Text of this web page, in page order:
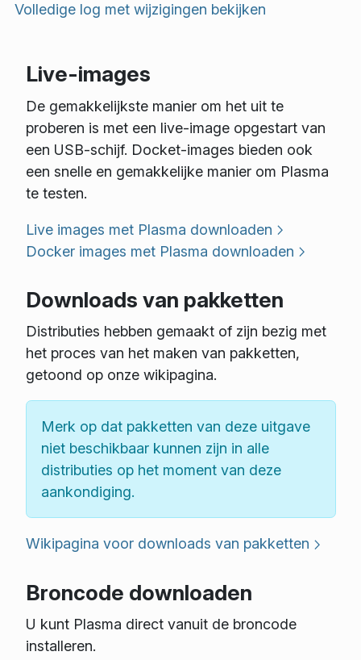
Volledige log met wijzigingen bekijken
Live-images
De gemakkelijkste manier om het uit te
proberen is met een live-image opgestart van
een USB-schijf. Docket-images bieden ook
een snelle en gemakkelijke manier om Plasma
te testen.
Live images met Plasma downloaden
Docker images met Plasma downloaden
Downloads van pakketten
Distributies hebben gemaakt of zijn bezig met
het proces van het maken van pakketten,
getoond op onze wikipagina.
Merk op dat pakketten van deze uitgave
niet beschikbaar kunnen zijn in alle
distributies op het moment van deze
aankondiging.
Wikipagina voor downloads van pakketten
Broncode downloaden
U kunt Plasma direct vanuit de broncode
installeren.